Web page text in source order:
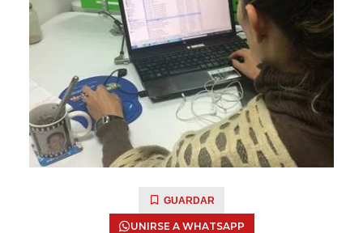
GUARDAR
UNIRSE A WHATSAPP